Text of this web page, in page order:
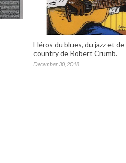
Héros du blues, du jazz et de
country de Robert Crumb.
December 30, 2018